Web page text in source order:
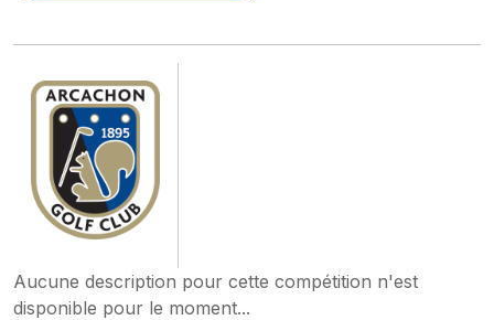
Aucune description pour cette compétition n'est
disponible pour le moment...